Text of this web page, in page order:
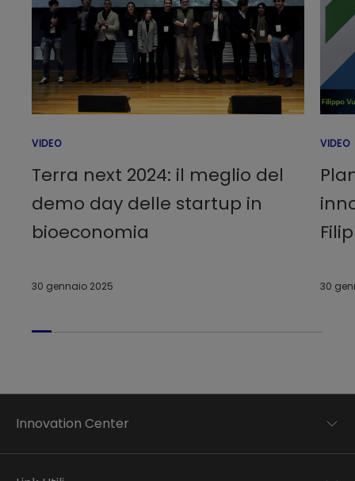
VIDEO
Terra next 2024: il meglio del
demo day delle startup in
bioeconomia
30 gennaio 2025
VIDEO
30
Innovation Center